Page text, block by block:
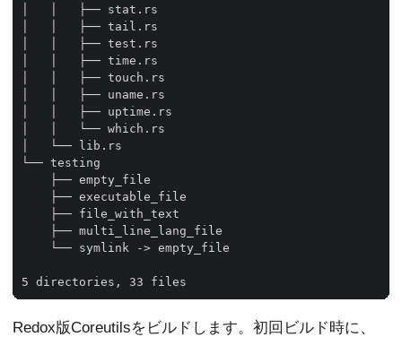
│   │   ├── stat.rs
│   │   ├── tail.rs
│   │   ├── test.rs
│   │   ├── time.rs
│   │   ├── touch.rs
│   │   ├── uname.rs
│   │   ├── uptime.rs
│   │   └── which.rs
│   └── lib.rs
└── testing
    ├── empty_file
    ├── executable_file
    ├── file_with_text
    ├── multi_line_lang_file
    └── symlink -> empty_file
Redox版Coreutilsをビルドします。初回ビルド時に、